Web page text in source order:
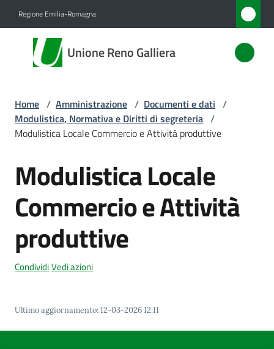
Regione Emilia-Romagna
Unione Reno Galliera
Unione
Reno
Amministrazione
Novità
Servizi
Vivere
l'Unione
Home / Amministrazione / Documenti e dati /
Modulistica, Normativa e Diritti di segreteria /
Modulistica Locale Commercio e Attività produttive
Modulistica Locale
Commercio e Attività
produttive
CondividiVedi azioni
Ultimo aggiornamento:12-03-2026 12:11